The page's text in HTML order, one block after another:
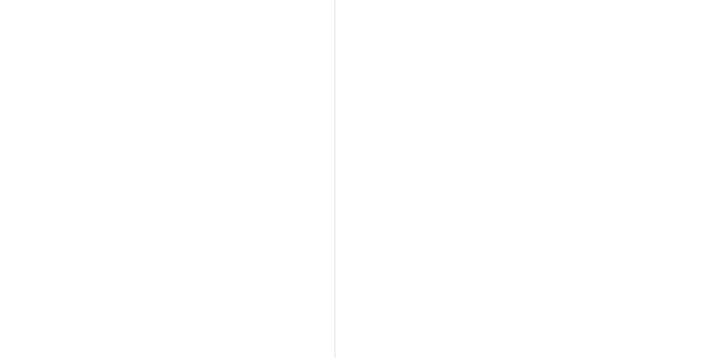
Côte Sauvage beach which is 750 meters away is a good spot
l'accordo di Villanovo
In caso contrario, le tasse possono essere a carico del cliente.
assicurazione responsabilità civile
di :